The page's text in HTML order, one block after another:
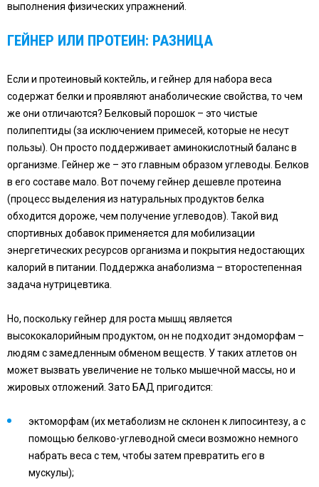
выполнения физических упражнений.
ГЕЙНЕР ИЛИ ПРОТЕИН: РАЗНИЦА
Если и протеиновый коктейль, и гейнер для набора веса
содержат белки и проявляют анаболические свойства, то чем
же они отличаются? Белковый порошок – это чистые
полипептиды (за исключением примесей, которые не несут
пользы). Он просто поддерживает аминокислотный баланс в
организме. Гейнер же – это главным образом углеводы. Белков
в его составе мало. Вот почему гейнер дешевле протеина
(процесс выделения из натуральных продуктов белка
обходится дороже, чем получение углеводов). Такой вид
спортивных добавок применяется для мобилизации
энергетических ресурсов организма и покрытия недостающих
калорий в питании. Поддержка анаболизма – второстепенная
задача нутрицевтика.
Но, поскольку гейнер для роста мышц является
высококалорийным продуктом, он не подходит эндоморфам –
людям с замедленным обменом веществ. У таких атлетов он
может вызвать увеличение не только мышечной массы, но и
жировых отложений. Зато БАД пригодится:
эктоморфам (их метаболизм не склонен к липосинтезу, а с
помощью белково-углеводной смеси возможно немного
набрать веса с тем, чтобы затем превратить его в
мускулы);